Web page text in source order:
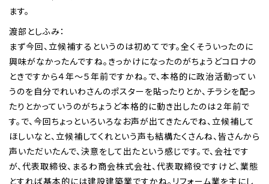
ます。
渡部としふみ：
まず今回、立候補するというのは初めてです。全くそういったのに
興味がなかったんですね。きっかけになったのがちょうどコロナの
ときですから４年〜５年前ですかね。で、本格的に政治活動ってい
うのを自分でれいわさんのポスターを貼ったりとか、チラシを配っ
たりとかっていうのがちょうど本格的に動き出したのは２年前で
す。で、今回ちょっといろいろなお声が出てきたんでね、立候補して
ほしいなと、立候補してくれという声も結構たくさんね、皆さんから
声いただいたんで、決意をして出たという感じです。で、会社です
が、代表取締役、まるわ商会株式会社、代表取締役ですけど、業態
とすれば基本的には建設建築業ですかね。リフォーム業を主にし